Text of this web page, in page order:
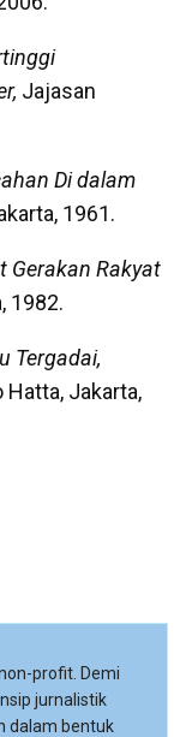
Jajasan
Di dalam
1961.
Gerakan Rakyat
1982.
Tergadai,
Jakarta,
profit. Demi
jurnalistik
dalam bentuk